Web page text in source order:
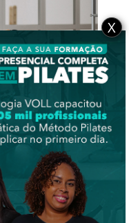
DO PILATES
DIAS ATUAIS
|Reflexão da
tecnologias e
citar dentre tantos
de saúde
em
X